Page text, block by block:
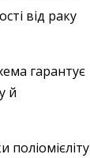
від раку
гарантує
й
поліомієліту